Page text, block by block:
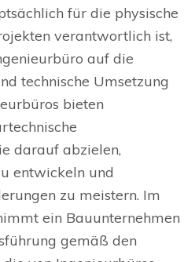
für die physische
verantwortlich ist,
auf die
technische Umsetzung
bieten
darauf abzielen,
entwickeln und
zu meistern. Im
ein Bauunternehmen
gemäß den